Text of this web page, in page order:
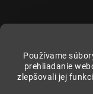
Používame
prehliadanie
zlepšovali jej